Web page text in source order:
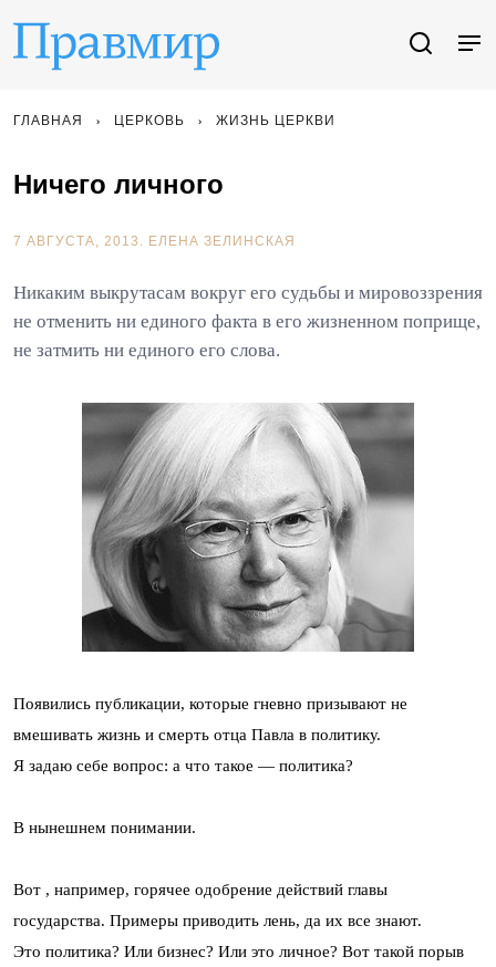
ГЛАВНАЯ ЦЕРКОВЬ ЖИЗНЬ ЦЕРКВИ
Ничего личного
7 АВГУСТА, 2013. ЕЛЕНА ЗЕЛИНСКАЯ
Никаким выкрутасам вокруг его судьбы и мировоззрения
не отменить ни единого факта в его жизненном поприще,
не затмить ни единого его слова.
Появились публикации, которые гневно призывают не
вмешивать жизнь и смерть отца Павла в политику.
Я задаю себе вопрос: а что такое — политика?
В нынешнем понимании.
Вот , например, горячее одобрение действий главы
государства. Примеры приводить лень, да их все знают.
Это политика? Или бизнес? Или это личное? Вот такой порыв